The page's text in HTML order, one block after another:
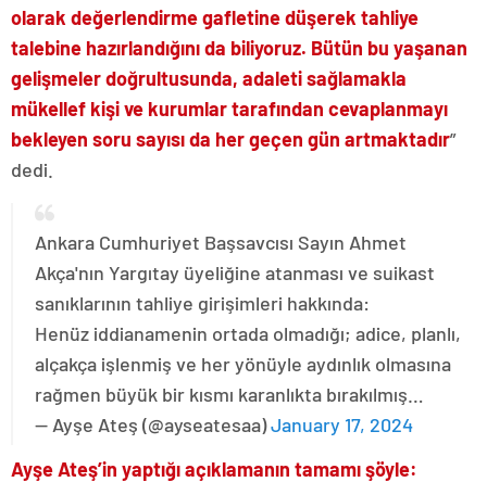
olarak değerlendirme gafletine düşerek tahliye
talebine hazırlandığını da biliyoruz. Bütün bu yaşanan
gelişmeler doğrultusunda, adaleti sağlamakla
mükellef kişi ve kurumlar tarafından cevaplanmayı
bekleyen soru sayısı da her geçen gün artmaktadır”
dedi.
Ankara Cumhuriyet Başsavcısı Sayın Ahmet
Akça'nın Yargıtay üyeliğine atanması ve suikast
sanıklarının tahliye girişimleri hakkında:
Henüz iddianamenin ortada olmadığı; adice, planlı,
alçakça işlenmiş ve her yönüyle aydınlık olmasına
rağmen büyük bir kısmı karanlıkta bırakılmış…
— Ayşe Ateş (@ayseatesaa)January 17, 2024
Ayşe Ateş’in yaptığı açıklamanın tamamı şöyle: